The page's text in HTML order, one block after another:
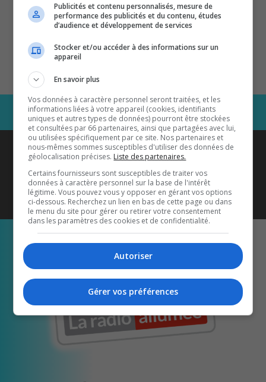
Coyote New Countryest diffusé
également sur1033 HD2
Écoutez-nous aussi sur…
Publicités et contenu personnalisés, mesure de
performance des publicités et du contenu, études
d’audience et développement de services
Stocker et/ou accéder à des informations sur un
appareil
En savoir plus
Vos données à caractère personnel seront traitées, et les
informations liées à votre appareil (cookies, identifiants
uniques et autres types de données) pourront être stockées
et consultées par 66 partenaires, ainsi que partagées avec lui,
ou utilisées spécifiquement par ce site. Nos partenaires et
nous-mêmes sommes susceptibles d'utiliser des données de
géolocalisation précises. Liste des partenaires.
Certains fournisseurs sont susceptibles de traiter vos
données à caractère personnel sur la base de l'intérêt
légitime. Vous pouvez vous y opposer en gérant vos options
ci-dessous. Recherchez un lien en bas de cette page ou dans
le menu du site pour gérer ou retirer votre consentement
dans les paramètres des cookies et de confidentialité.
Autoriser
Gérer vos préférences